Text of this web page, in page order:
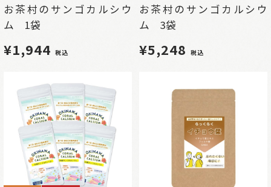
お茶村のサンゴカルシウ
ム 1袋
¥1,944 税込
お茶村のサンゴカルシウ
ム 3袋
¥5,248 税込